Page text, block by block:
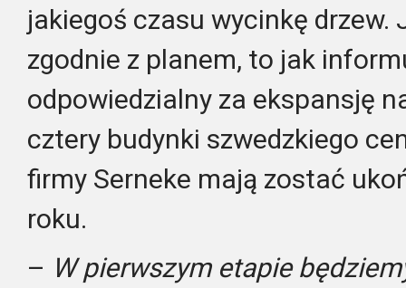
jakiegoś czasu wycinkę drzew.
zgodnie z planem, to jak
odpowiedzialny za ekspansję
cztery budynki szwedzkiego
firmy Serneke mają zostać
roku.
– W pierwszym etapie